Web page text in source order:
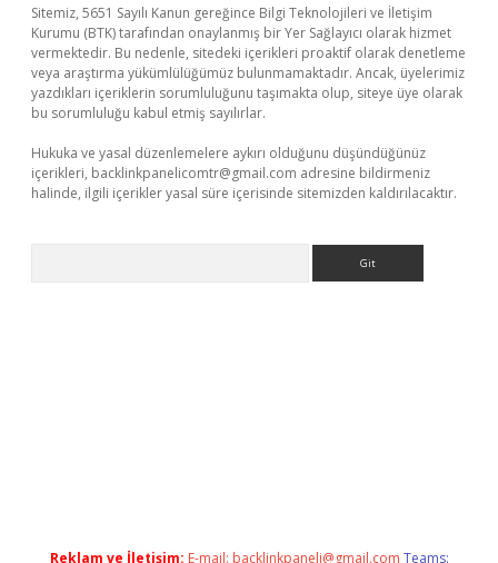
Sitemiz, 5651 Sayılı Kanun gereğince Bilgi Teknolojileri ve İletişim
Kurumu (BTK) tarafından onaylanmış bir Yer Sağlayıcı olarak hizmet
vermektedir. Bu nedenle, sitedeki içerikleri proaktif olarak denetleme
veya araştırma yükümlülüğümüz bulunmamaktadır. Ancak, üyelerimiz
yazdıkları içeriklerin sorumluluğunu taşımakta olup, siteye üye olarak
bu sorumluluğu kabul etmiş sayılırlar.
Hukuka ve yasal düzenlemelere aykırı olduğunu düşündüğünüz
içerikleri, backlinkpanelicomtr@gmail.com adresine bildirmeniz
halinde, ilgili içerikler yasal süre içerisinde sitemizden kaldırılacaktır.
Reklam ve İletişim: E-mail: backlinkpaneli@gmail.com Teams: